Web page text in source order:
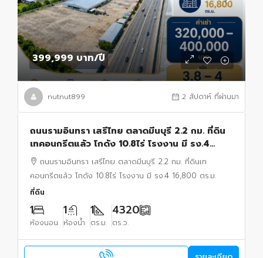
399,999 บาท/ปี
nutnut899 2 สัปดาห์ ที่ผ่านมา
ถนนรามอินทรา เสรีไทย ตลาดมีนบุรี 2.2 กม. ที่ดิน
เทคอนกรีตแล้ว โกดัง 10.8ไร่ โรงงาน มี รง.4
16,800 ตร.ม.
ถนนรามอินทรา เสรีไทย ตลาดมีนบุรี 2.2 กม. ที่ดินเท
คอนกรีตแล้ว โกดัง 10.8ไร่ โรงงาน มี รง.4 16,800 ตร.ม.
ที่ดิน
1
ห้องนอน
1
ห้องน้ำ
1
ตร.ม.
4320
ตร.ว.